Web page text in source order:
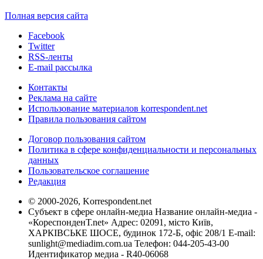
Полная версия сайта
Facebook
Twitter
RSS-ленты
E-mail рассылка
Контакты
Реклама на сайте
Использование материалов korrespondent.net
Правила пользования сайтом
Договор пользования сайтом
Политика в сфере конфиденциальности и персональных
данных
Пользовательское соглашение
Редакция
© 2000-2026, Korrespondent.net
Субъект в сфере онлайн-медиа Название онлайн-медиа -
«КореспонденТ.net» Адрес: 02091, місто Київ,
ХАРКІВСЬКЕ ШОСЕ, будинок 172-Б, офіс 208/1 E-mail:
sunlight@mediadim.com.ua Телефон: 044-205-43-00
Идентификатор медиа - R40-06068